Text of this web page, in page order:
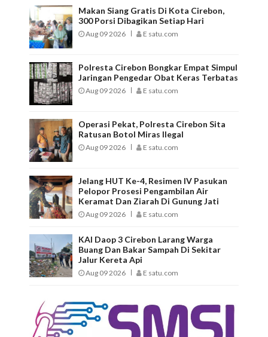
Makan Siang Gratis Di Kota Cirebon,
300 Porsi Dibagikan Setiap Hari
Aug 09 2026 E satu.com
Polresta Cirebon Bongkar Empat Simpul
Jaringan Pengedar Obat Keras Terbatas
Aug 09 2026 E satu.com
Operasi Pekat, Polresta Cirebon Sita
Ratusan Botol Miras Ilegal
Aug 09 2026 E satu.com
Jelang HUT Ke-4, Resimen IV Pasukan
Pelopor Prosesi Pengambilan Air
Keramat Dan Ziarah Di Gunung Jati
Aug 09 2026 E satu.com
KAI Daop 3 Cirebon Larang Warga
Buang Dan Bakar Sampah Di Sekitar
Jalur Kereta Api
Aug 09 2026 E satu.com